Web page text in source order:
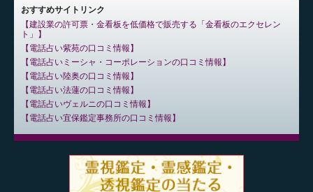
おすすめサイトリンク
建設業の許可票・金看板を低価格で販売する「金看板のエクセレン
ト」
電話占い紫苑の口コミ情報
電話占いミーシャ・コーポレーションの口コミ情報
電話占い陸奥の口コミ情報
電話占い法蓮の口コミ情報
電話占いヴェルニの口コミ情報
電話占い宜保鑑定事務所の口コミ情報